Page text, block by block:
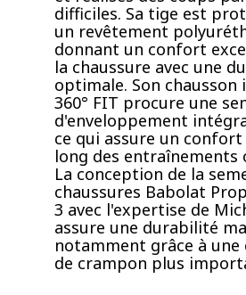
difficiles. Sa tige est
un revêtement
donnant un confort
la chaussure avec une
optimale. Son chausson
360° FIT procure une
d'enveloppement
ce qui assure un
long des entraînements
La conception de la
chaussures Babolat
3 avec l'expertise de
assure une durabilité
notamment grâce à une
de crampon plus